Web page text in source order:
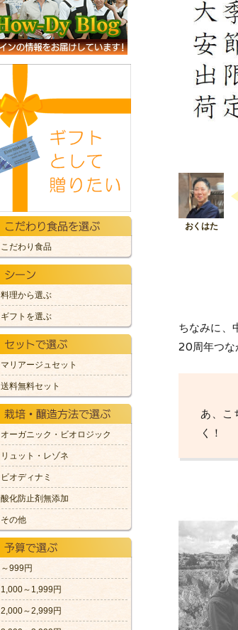
ちなみに、
20周年つな
あ、こ
く！
こだわり食品
料理から選ぶ
ギフトを選ぶ
マリアージュセット
送料無料セット
オーガニック・ビオロジック
リュット・レゾネ
ビオディナミ
酸化防止剤無添加
その他
～999円
1,000～1,999円
2,000～2,999円